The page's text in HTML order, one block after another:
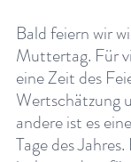
Bald feiern wir
Muttertag. Für
eine Zeit des
Wertschätzung
andere ist es
Tage des